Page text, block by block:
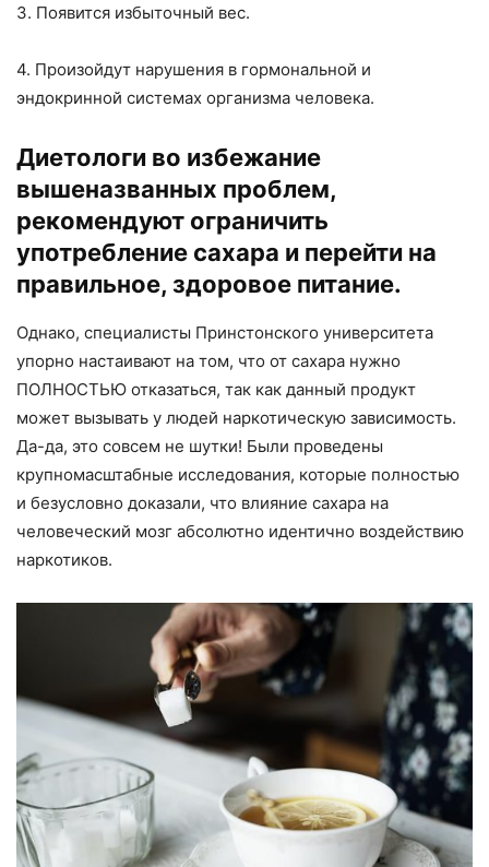
3. Появится избыточный вес.
4. Произойдут нарушения в гормональной и
эндокринной системах организма человека.
Диетологи во избежание
вышеназванных проблем,
рекомендуют ограничить
употребление сахара и перейти на
правильное, здоровое питание.
Однако, специалисты Принстонского университета
упорно настаивают на том, что от сахара нужно
ПОЛНОСТЬЮ отказаться, так как данный продукт
может вызывать у людей наркотическую зависимость.
Да-да, это совсем не шутки! Были проведены
крупномасштабные исследования, которые полностью
и безусловно доказали, что влияние сахара на
человеческий мозг абсолютно идентично воздействию
наркотиков.